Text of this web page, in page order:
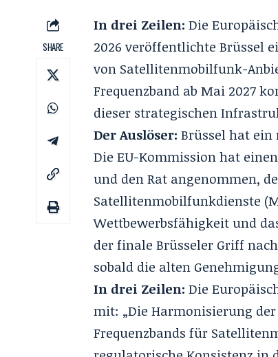
SHARE
In drei Zeilen: Die
2026 veröffentlichteBrüssel
von Satellitenmobilfunk-
Frequenzband ab Mai 2027
dieser strategischen
Der Auslöser: Brüssel hat ein
Die EU-Kommission hat
und den Rat angenommen,
Satellitenmobilfunkdienste
Wettbewerbsfähigkeit und
der finale Brüsseler Griff
sobald die alten
In drei Zeilen: Die
mit: „Die Harmonisierung
Frequenzbands für